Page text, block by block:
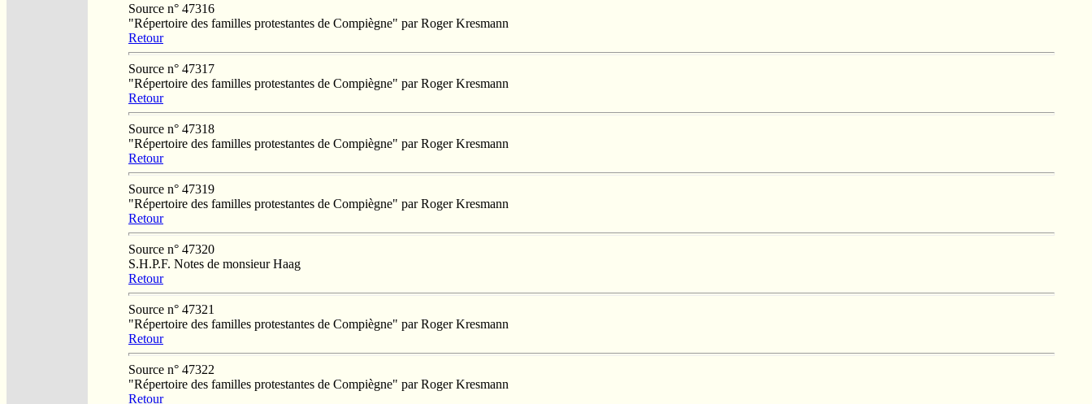
Source n° 47316
"Répertoire des familles protestantes de Compiègne" par Roger Kresmann
Retour
Source n° 47317
"Répertoire des familles protestantes de Compiègne" par Roger Kresmann
Retour
Source n° 47318
"Répertoire des familles protestantes de Compiègne" par Roger Kresmann
Retour
Source n° 47319
"Répertoire des familles protestantes de Compiègne" par Roger Kresmann
Retour
Source n° 47320
S.H.P.F. Notes de monsieur Haag
Retour
Source n° 47321
"Répertoire des familles protestantes de Compiègne" par Roger Kresmann
Retour
Source n° 47322
"Répertoire des familles protestantes de Compiègne" par Roger Kresmann
Retour